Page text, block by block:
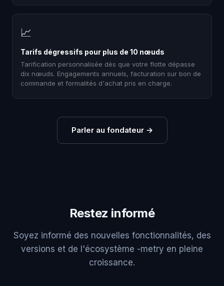
📈
Tarifs dégressifs pour plus de 10 nœuds
Tarification personnalisée dès que votre flotte dépasse
dix nœuds. Engagements annuels, facturation sur bon de
commande et formalités d'achat pris en charge.
Parler au fondateur→
Restez informé
Soyez informé des nouvelles fonctionnalités, des
versions et de l'écosystème -metry en pleine
croissance.